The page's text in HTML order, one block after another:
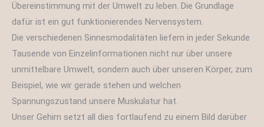
Übereinstimmung mit der Umwelt zu leben. Die Grundlage
dafür ist ein gut funktionierendes Nervensystem.
Die verschiedenen Sinnesmodalitäten liefern in jeder Sekunde
Tausende von Einzelinformationen nicht nur über unsere
unmittelbare Umwelt, sondern auch über unseren Körper, zum
Beispiel, wie wir gerade stehen und welchen
Spannungszustand unsere Muskulatur hat.
Unser Gehirn setzt all dies fortlaufend zu einem Bild darüber